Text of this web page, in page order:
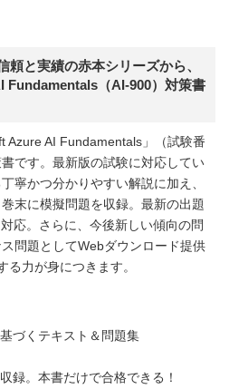
と実績の赤本シリーズから、
（AI-900）対策書
Azure AI Fundamentals」（試験番
です。最新版の試験に対応してい
寧かつ分かりやすい解説に加え、
末に模擬問題を収録。最新の出題
応。さらに、今後新しい傾向の問
問題としてWebダウンロード提供
る力が身につきます。
づくテキスト＆問題集
録。本書だけで合格できる！